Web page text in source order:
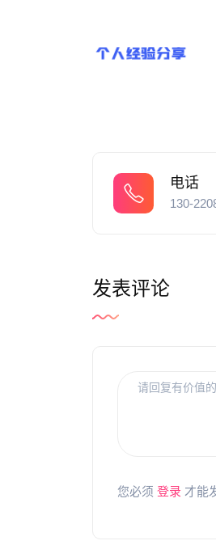
电话
130-
发表评论
您必须 登录 才能